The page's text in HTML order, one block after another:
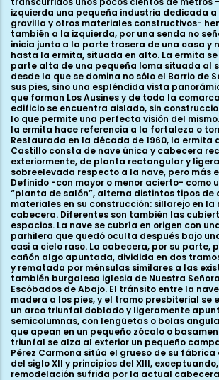
izquierda una pequeña industria dedicada
gravilla y otros materiales constructivos-
también a la izquierda, por una senda no
inicia junto a la parte trasera de una casa y
hasta la ermita, situada en alto. La ermita
parte alta de una pequeña loma situada al
desde la que se domina no sólo el Barrio de
sus pies, sino una espléndida vista
que forman Los Ausines y de toda la
edificio se encuentra aislado, sin
lo que permite una perfecta visión del
la ermita hace referencia a la fortaleza o
Restaurada en la década de 1960, la ermita
Castillo consta de nave única y cabecera
exteriormente, de planta rectangular y
sobreelevada respecto a la nave, pero más
Definido -con mayor o menor acierto- como
“planta de salón”, alterna distintos tipos de
materiales en su construcción: sillarejo en la
cabecera. Diferentes son también las
espacios. La nave se cubría en origen con
parhilera que quedó oculta después bajo
casi a cielo raso. La cabecera, por su parte,
cañón algo apuntada, dividida en dos
y rematada por ménsulas similares a las
también burgalesa iglesia de Nuestra
Escóbados de Abajo. El tránsito entre la
madera a los pies, y el tramo presbiterial se
un arco triunfal doblado y ligeramente
semicolumnas, con lengüetas o bolas
que apean en un pequeño zócalo o
triunfal se alza al exterior un pequeño
Pérez Carmona sitúa el grueso de su
del siglo XII y principios del XIII,
remodelación sufrida por la actual